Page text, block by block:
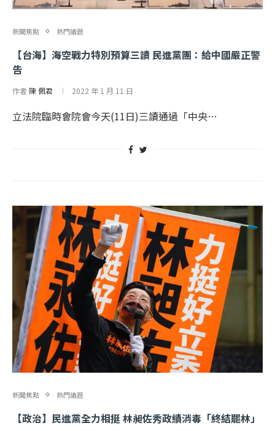
新聞焦點 熱門議題
【台海】海空戰力特別預算三讀 民進黨團：給中國嚴正警
告
作者 陳 佩君 2022 年 1 月 11 日
立法院臨時會院會今天(11日)三讀通過「中央…
新聞焦點 熱門議題
【政治】民進黨全力相挺 林昶佐秀政績消毒「終結罷林」